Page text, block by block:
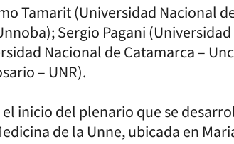
Tamarit (Universidad Nacional
Sergio Pagani
Nacional de Catamarca –
– UNR).
inicio del plenario que se
de la Unne, ubicada en